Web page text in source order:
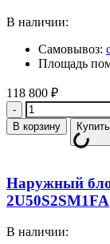
В наличии:
Самовывоз:
Площадь
118 800 ₽
Количество
В корзину
Наружный
2U50S2SM1FA
В наличии: